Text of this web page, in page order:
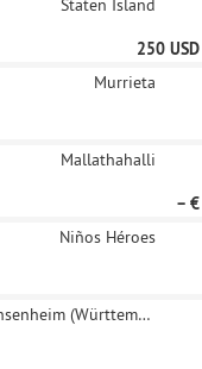
Staten Island
250 USD
Murrieta
Mallathahalli
– €
Niños Héroes
Sachsenheim (Württemberg)